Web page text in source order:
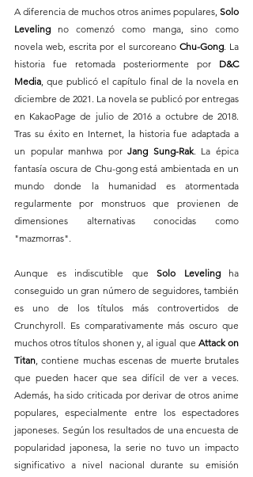
A diferencia de muchos otros animes populares, Solo
Leveling no comenzó como manga, sino como
novela web, escrita por el surcoreano Chu-Gong. La
historia fue retomada posteriormente por D&C
Media , que publicó el capítulo final de la novela en
diciembre de 2021. La novela se publicó por entregas
en KakaoPage de julio de 2016 a octubre de 2018.
Tras su éxito en Internet, la historia fue adaptada a
un popular manhwa por Jang Sung-Rak. La épica
fantasía oscura de Chu-gong está ambientada en un
mundo donde la humanidad es atormentada
regularmente por monstruos que provienen de
dimensiones alternativas conocidas como
"mazmorras".
Aunque es indiscutible que Solo Leveling ha
conseguido un gran número de seguidores, también
es uno de los títulos más controvertidos de
Crunchyroll. Es comparativamente más oscuro que
muchos otros títulos shonen y, al igual que Attack on
Titan , contiene muchas escenas de muerte brutales
que pueden hacer que sea difícil de ver a veces.
Además, ha sido criticada por derivar de otros anime
populares, especialmente entre los espectadores
japoneses. Según los resultados de una encuesta de
popularidad japonesa, la serie no tuvo un impacto
significativo a nivel nacional durante su emisión